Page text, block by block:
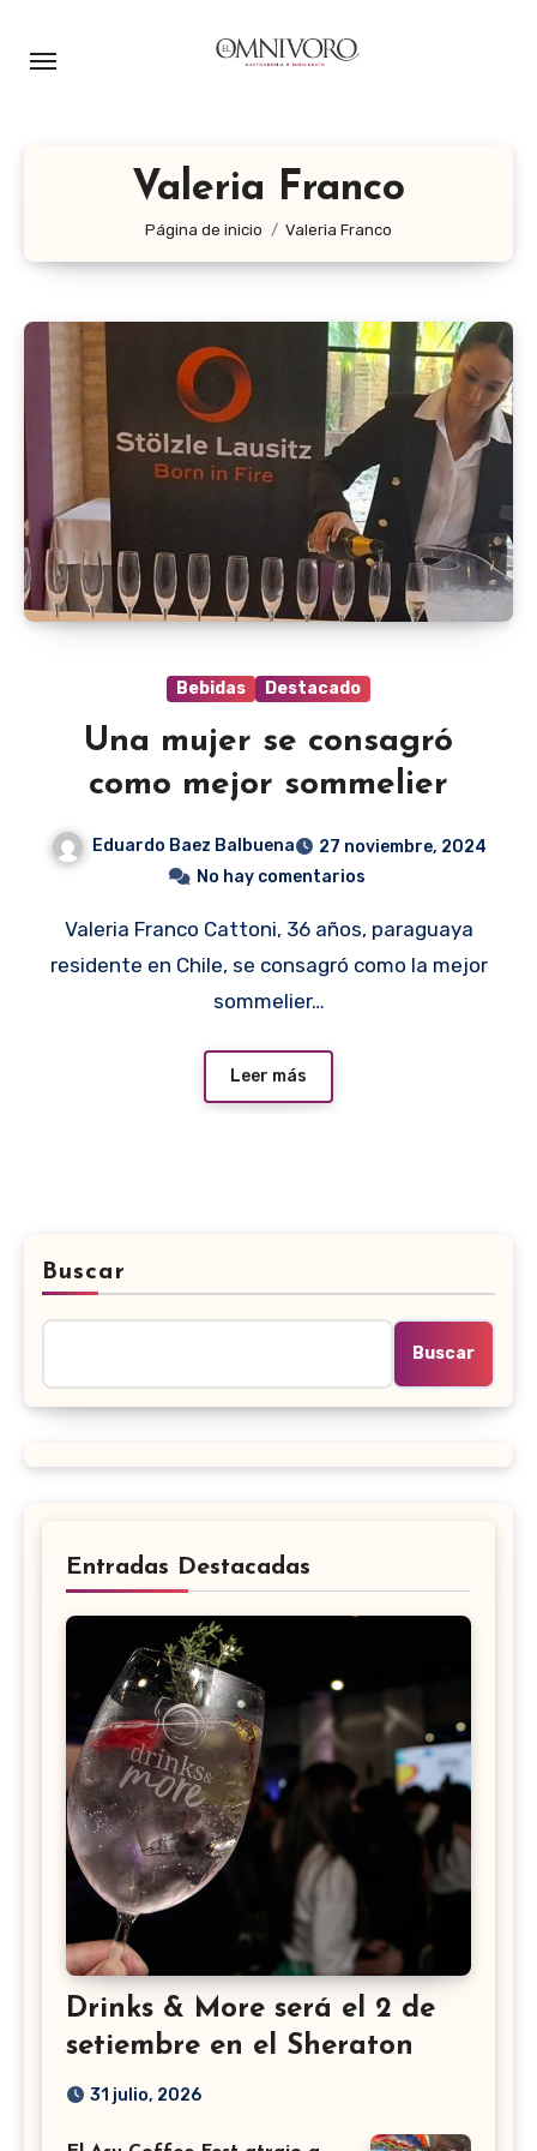
Valeria Franco
Página de inicio Valeria Franco
Bebidas Destacado
Una mujer se consagró
como mejor sommelier
Eduardo Baez Balbuena
27 noviembre, 2024
No hay comentarios
Valeria Franco Cattoni, 36 años, paraguaya
residente en Chile, se consagró como la mejor
sommelier…
Leer más
Buscar
Buscar
Entradas Destacadas
Drinks & More será el 2 de
setiembre en el Sheraton
31 julio, 2026